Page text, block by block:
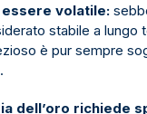
essere volatile:
stabile a lungo
è pur sempre
dell’oro richiede